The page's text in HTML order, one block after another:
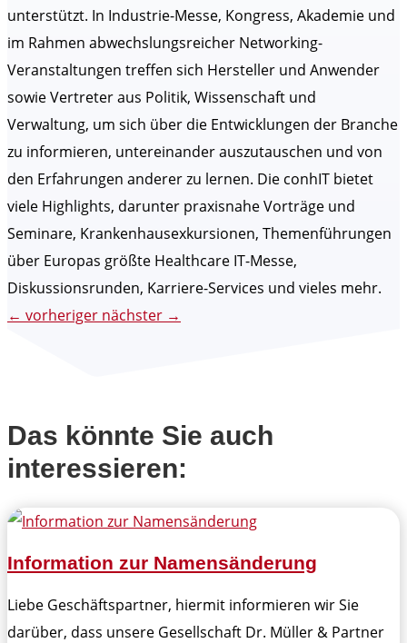
unterstützt. In Industrie-Messe, Kongress, Akademie und
im Rahmen abwechslungsreicher Networking-
Veranstaltungen treffen sich Hersteller und Anwender
sowie Vertreter aus Politik, Wissenschaft und
Verwaltung, um sich über die Entwicklungen der Branche
zu informieren, untereinander auszutauschen und von
den Erfahrungen anderer zu lernen. Die conhIT bietet
viele Highlights, darunter praxisnahe Vorträge und
Seminare, Krankenhausexkursionen, Themenführungen
über Europas größte Healthcare IT-Messe,
Diskussionsrunden, Karriere-Services und vieles mehr.
← vorheriger nächster →
Das könnte Sie auch
interessieren:
Information zur Namensänderung
Liebe Geschäftspartner, hiermit informieren wir Sie
darüber, dass unsere Gesellschaft Dr. Müller & Partner